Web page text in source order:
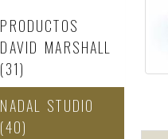
PRODUCTOS
DAVID MARSHALL
(31)
NADAL STUDIO
(40)